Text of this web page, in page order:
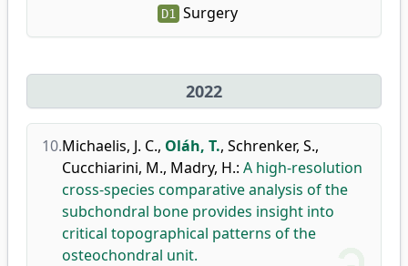
D1 Surgery
2022
10.Michaelis, J. C., Oláh, T., Schrenker, S.,
Cucchiarini, M., Madry, H.: A high-resolution
cross-species comparative analysis of the
subchondral bone provides insight into
critical topographical patterns of the
osteochondral unit.